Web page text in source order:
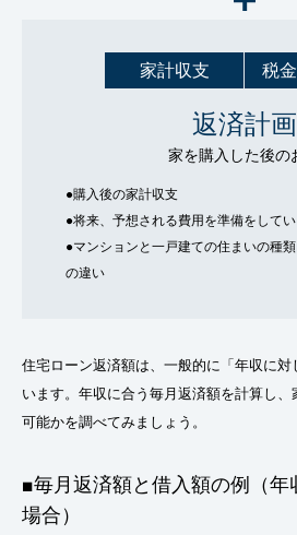
家計収支 税
返済計画
家を購入した後の
●購入後の家計収支
●将来、予想される費用を準備をして
●マンションと一戸建ての住まいの種
の違い
住宅ローン返済額は、一般的に「年収に
います。年収に合う毎月返済額を計算し
可能かを調べてみましょう。
■毎月返済額と借入額の例（年
場合）